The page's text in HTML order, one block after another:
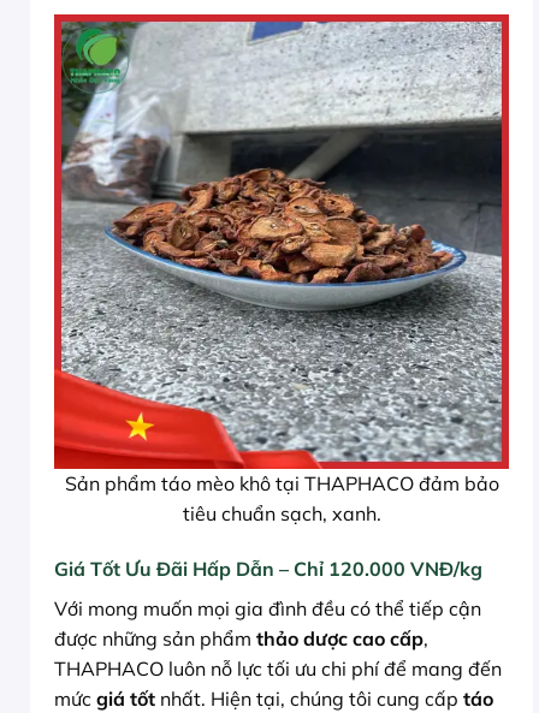
Sản phẩm táo mèo khô tại THAPHACO đảm bảo
tiêu chuẩn sạch, xanh.
Giá Tốt Ưu Đãi Hấp Dẫn – Chỉ 120.000 VNĐ/kg
Với mong muốn mọi gia đình đều có thể tiếp cận
được những sản phẩm thảo dược cao cấp,
THAPHACO luôn nỗ lực tối ưu chi phí để mang đến
mức giá tốt nhất. Hiện tại, chúng tôi cung cấp táo